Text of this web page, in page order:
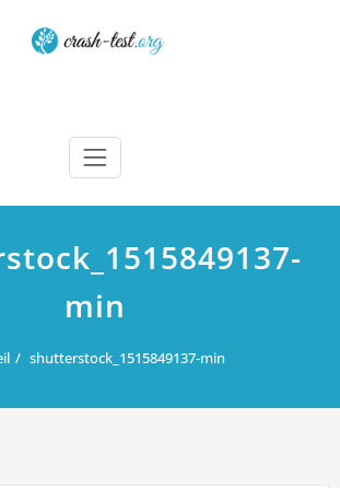
min
shutterstock_1515849137-min